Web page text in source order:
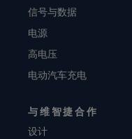
信号与数据
电源
高电压
电动汽车充电
与维智捷合作
设计